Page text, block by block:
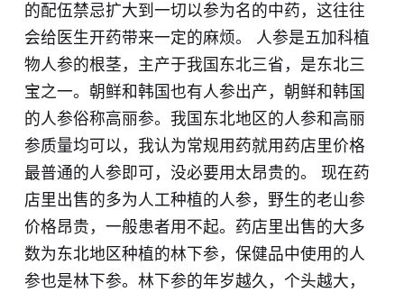
的配伍禁忌扩大到一切以参为名的中药，这往往
会给医生开药带来一定的麻烦。 人参是五加科植
物人参的根茎，主产于我国东北三省，是东北三
宝之一。朝鲜和韩国也有人参出产，朝鲜和韩国
的人参俗称高丽参。我国东北地区的人参和高丽
参质量均可以，我认为常规用药就用药店里价格
最普通的人参即可，没必要用太昂贵的。 现在药
店里出售的多为人工种植的人参，野生的老山参
价格昂贵，一般患者用不起。药店里出售的大多
数为东北地区种植的林下参，保健品中使用的人
参也是林下参。林下参的年岁越久，个头越大，